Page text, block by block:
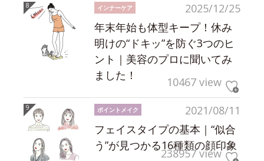
2025/12/25
インナーケア
年末年始も体型キープ！休み
明けの“ドキッ”を防ぐ3つのヒ
ント｜美容のプロに聞いてみ
ました！
10467 view
2021/08/11
ポイントメイク
フェイスタイプの基本｜“似合
う”が見つかる16種類の顔印象
238957 view